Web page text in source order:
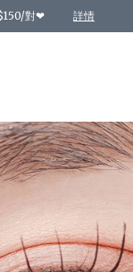
對❤ 詳情
❤︎數量有限 售完即止
$99✿數量有限 售完即止♫
折；買4件或以上85 折；
；買4件HKD 260.00
；買4件HKD 360.00
；買4件HKD 180.00
；買4件HKD 320.00
HKD 148.00
HKD 148.00
折；買4件或以上9 折；
折
減HKD 16.00；買4件或
折；買4件或以上9 折；
優惠！（適用於 特定的送